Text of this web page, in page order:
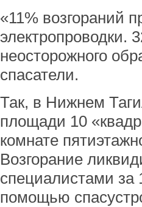
«11% возгораний
электропроводки.
неосторожного
спасатели.
Так, в Нижнем
площади 10
комнате
Возгорание
специалистами
помощью